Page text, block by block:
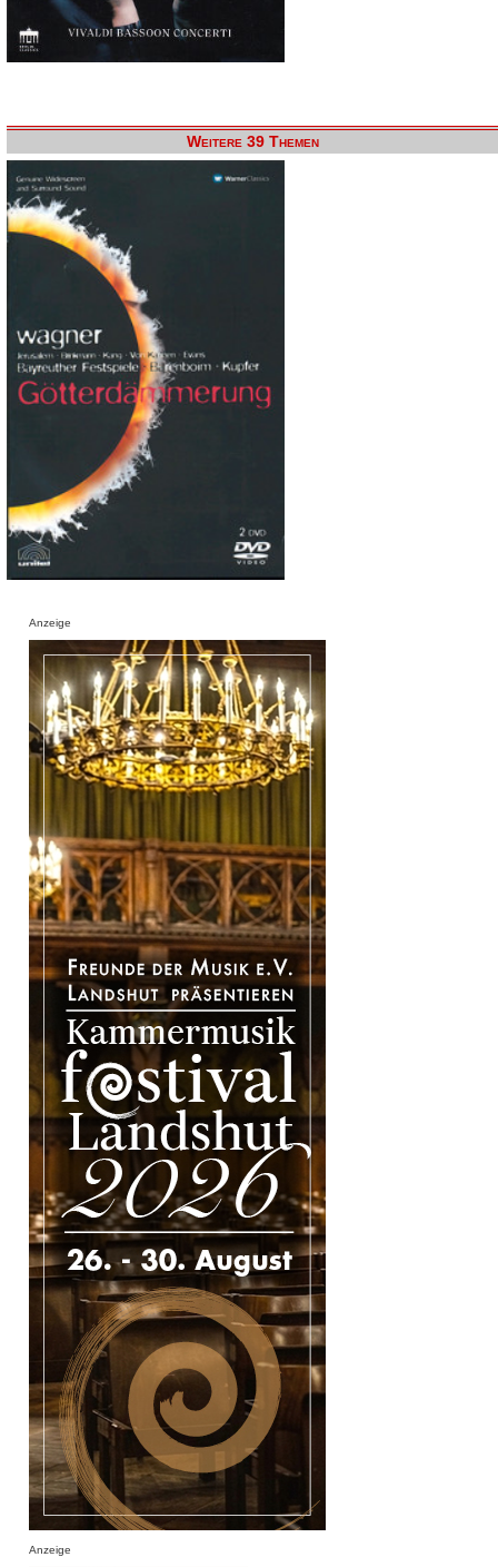
Weitere 39 Themen
Anzeige
Anzeige